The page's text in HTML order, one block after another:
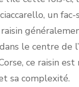
un
le centre de
ce raisin
sa complexité.